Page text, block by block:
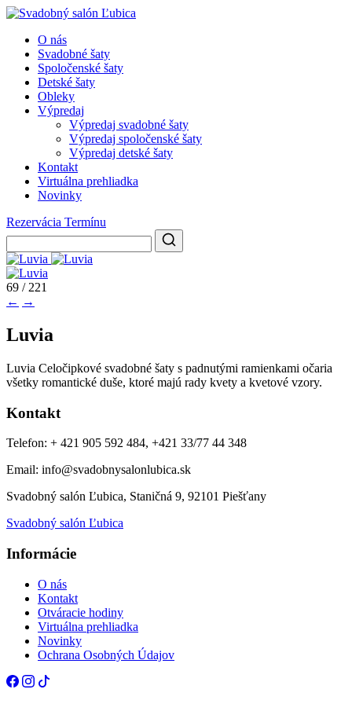
O nás
Svadobné šaty
Spoločenské šaty
Detské šaty
Obleky
Výpredaj
Výpredaj svadobné šaty
Výpredaj spoločenské šaty
Výpredaj detské šaty
Kontakt
Virtuálna prehliadka
Novinky
Rezervácia Termínu
69 / 221
← →
Luvia
Luvia Celočipkové svadobné šaty s padnutými ramienkami očaria
všetky romantické duše, ktoré majú rady kvety a kvetové vzory.
Kontakt
Telefon: + 421 905 592 484, +421 33/77 44 348
Email: info@svadobnysalonlubica.sk
Svadobný salón Ľubica, Staničná 9, 92101 Piešťany
Svadobný salón Ľubica
Informácie
O nás
Kontakt
Otváracie hodiny
Virtuálna prehliadka
Novinky
Ochrana Osobných Údajov